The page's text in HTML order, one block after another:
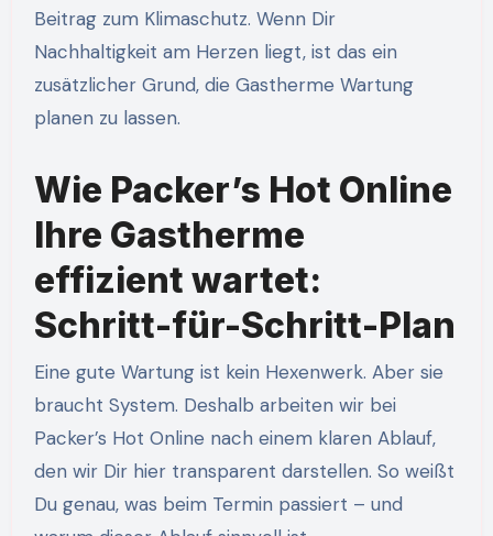
Beitrag zum Klimaschutz. Wenn Dir
Nachhaltigkeit am Herzen liegt, ist das ein
zusätzlicher Grund, die Gastherme Wartung
planen zu lassen.
Wie Packer’s Hot Online
Ihre Gastherme
effizient wartet:
Schritt-für-Schritt-Plan
Eine gute Wartung ist kein Hexenwerk. Aber sie
braucht System. Deshalb arbeiten wir bei
Packer’s Hot Online nach einem klaren Ablauf,
den wir Dir hier transparent darstellen. So weißt
Du genau, was beim Termin passiert – und